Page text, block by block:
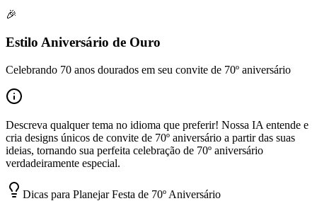
🎉
Estilo Aniversário de Ouro
Celebrando 70 anos dourados em seu convite de 70º aniversário
Descreva qualquer tema no idioma que preferir! Nossa IA entende e
cria designs únicos de convite de 70º aniversário a partir das suas
ideias, tornando sua perfeita celebração de 70º aniversário
verdadeiramente especial.
Dicas para Planejar Festa de 70º Aniversário